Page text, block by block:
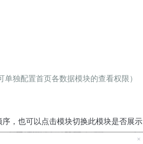
单独配置首页各数据模块的查看权限）
，也可以点击模块切换此模块是否展示